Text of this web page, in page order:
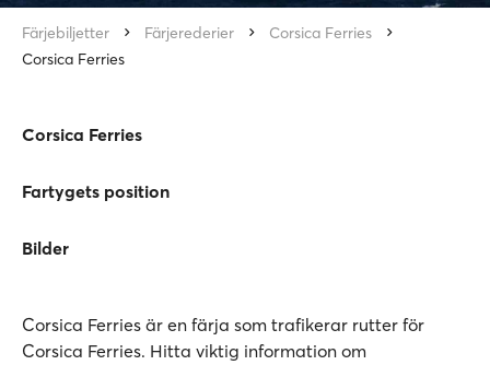
Färjebiljetter Färjerederier
Corsica Ferries
Corsica Ferries
Corsica Ferries
Fartygets position
Bilder
Corsica Ferries är en färja som trafikerar rutter för
Corsica Ferries. Hitta viktig information om